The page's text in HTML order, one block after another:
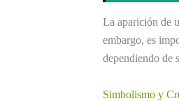
La aparición de
embargo, es
dependiendo de
Simbolismo y